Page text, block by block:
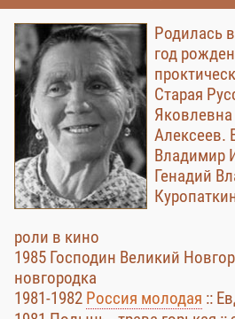
Родилась
год
Старая
Алексеев.
Владимир
Генадий
роли в кино
1985 Господин Великий
новгородка
1981-1982 Россия молодая ::